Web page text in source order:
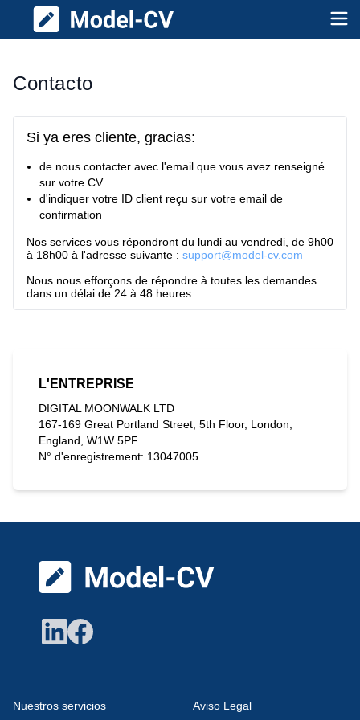
Model CV
Contacto
Si ya eres cliente, gracias:
de nous contacter avec l'email que vous avez renseigné
sur votre CV
d'indiquer votre ID client reçu sur votre email de
confirmation
Nos services vous répondront du lundi au vendredi, de 9h00
à 18h00 à l'adresse suivante : support@model-cv.com
Nous nous efforçons de répondre à toutes les demandes
dans un délai de 24 à 48 heures.
L'ENTREPRISE
DIGITAL MOONWALK LTD
167-169 Great Portland Street, 5th Floor, London,
England, W1W 5PF
N° d'enregistrement: 13047005
Nuestros servicios Aviso Legal